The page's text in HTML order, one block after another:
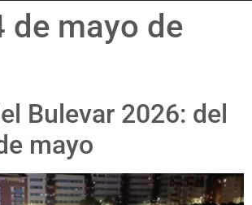
de mayo de
Bulevar 2026: del
mayo